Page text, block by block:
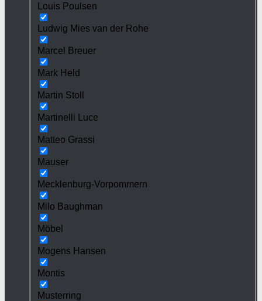
Louis Poulsen
Ludwig Mies van der Rohe
Marcel Breuer
Mark Held
Martin Stoll
Martinelli Luce
Matteo Grassi
Mauser
Mecklenburg-Vorpommern
Milo Baughman
Möbel
Mogens Hansen
Montis
Musterring